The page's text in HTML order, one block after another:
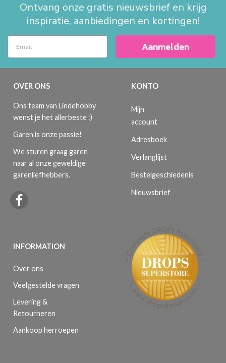
Ontvang onze gratis nieuwsbrief en krijg
inspiratie, aanbiedingen en kortingen!
Aanmelden
OVER ONS
Ons team van Lindehobby
wenst je het allerbeste :)
Garen is onze passie!
We sturen graag garen
naar al onze geweldige
garenliefhebbers.
INFORMATION
Over ons
Veelgestelde vragen
Levering &
Retourneren
Aankoop herroepen
KONTO
Mijn
account
Adresboek
Verlanglijst
Bestelgeschiedenis
Nieuwsbrief